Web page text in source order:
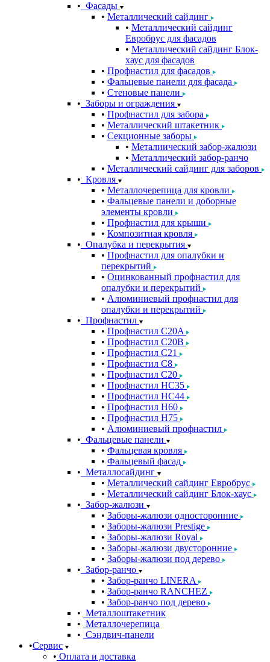
Фасады
Металлический сайдинг
Металлический сайдинг
Евробрус для фасадов
Металлический сайдинг Блок-
хаус для фасадов
Профнастил для фасадов
Фальцевые панели для фасада
Стеновые панели
Заборы и ограждения
Профнастил для забора
Металлический штакетник
Секционные заборы
Металиический забор-жалюзи
Металлический забор-ранчо
Металлический сайдинг для заборов
Кровля
Металлочерепица для кровли
Фальцевые панели и доборные
элементы кровли
Профнастил для крыши
Композитная кровля
Опалубка и перекрытия
Профнастил для опалубки и
перекрытий
Оцинкованный профнастил для
опалубки и перекрытий
Алюминиевый профнастил для
опалубки и перекрытий
Профнастил
Профнастил С20A
Профнастил С20B
Профнастил С21
Профнастил С8
Профнастил С20
Профнастил НС35
Профнастил НС44
Профнастил Н60
Профнастил Н75
Алюминиевый профнастил
Фальцевые панели
Фальцевая кровля
Фальцевый фасад
Металлосайдинг
Металлический сайдинг Евробрус
Металлический сайдинг Блок-хаус
Забор-жалюзи
Заборы-жалюзи односторонние
Заборы-жалюзи Prestige
Заборы-жалюзи Royal
Заборы-жалюзи двусторонние
Заборы-жалюзи под дерево
Забор-ранчо
Забор-ранчо LINERA
Забор-ранчо RANCHEZ
Забор-ранчо под дерево
Металлоштакетник
Металлочерепица
Сэндвич-панели
Сервис
Оплата и доставка